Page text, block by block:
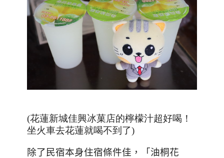
(花蓮新城佳興冰菓店的檸檬汁超好喝！
坐火車去花蓮就喝不到了)
除了民宿本身住宿條件佳，「油桐花